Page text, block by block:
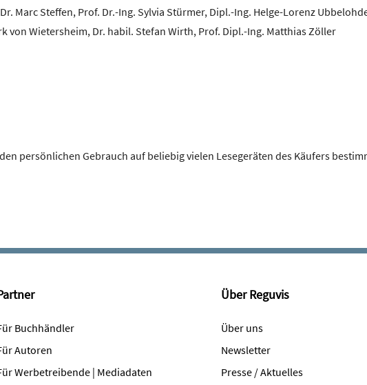
Marc Steffen, Prof. Dr.-Ing. Sylvia Stürmer, Dipl.-Ing. Helge-Lorenz
von Wietersheim, Dr. habil. Stefan Wirth, Prof. Dipl.-Ing. Matthias Zöller
persönlichen Gebrauch auf beliebig vielen Lesegeräten des Käufers
Buchhändler
Autoren
Werbetreibende | Mediadaten
Über Reguvis
Über uns
Newsletter
Presse / Aktuelles